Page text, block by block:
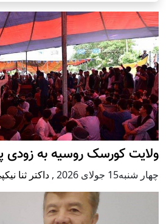
ولایت کورسک روسیه به
چهار شنبه15 جولای 2026 , داکتر ثنا